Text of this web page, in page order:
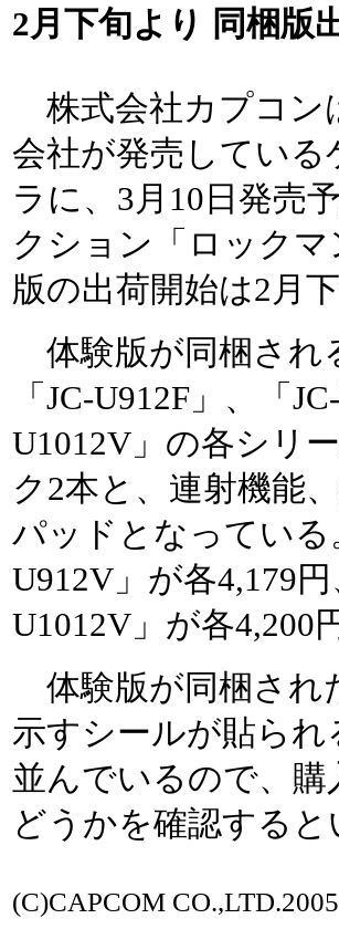
2月下旬より 同梱版
株式会社カプコン
会社が発売してい
ラに、3月10日発売
クション「ロック
版の出荷開始は2月
体験版が同梱され
「JC-U912F」、「
U1012V」の各シリ
ク2本と、連射機能
パッドとなっている
U912V」が各4,179
U1012V」が各4,200
体験版が同梱され
示すシールが貼ら
並んでいるので、
どうかを確認する
(C)CAPCOM